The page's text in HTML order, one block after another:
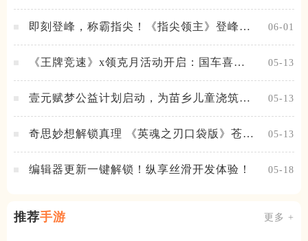
即刻登峰，称霸指尖！《指尖领主》登峰测
06-01
《王牌竞速》x领克月活动开启：国车喜迎
05-13
壹元赋梦公益计划启动，为苗乡儿童浇筑梦
05-13
奇思妙想解锁真理 《英魂之刃口袋版》苍天
05-13
编辑器更新一键解锁！纵享丝滑开发体验！ 05-18
推荐手游 更多 +